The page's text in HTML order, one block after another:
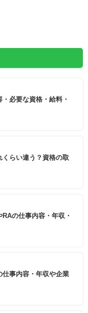
必要な資格・給料・
らい違う？資格の取
の仕事内容・年収・
事内容・年収や企業